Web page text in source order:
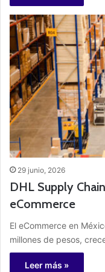
29 junio, 2026
DHL Supply
eCommerce
El eCommerce en
millones de pesos,
Leer más »